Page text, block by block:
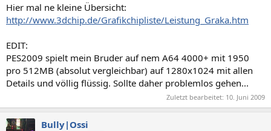
Hier mal ne kleine Übersicht:
http://www.3dchip.de/Grafikchipliste/Leistung_Graka.htm
EDIT:
PES2009 spielt mein Bruder auf nem A64 4000+ mit 1950
pro 512MB (absolut vergleichbar) auf 1280x1024 mit allen
Details und völlig flüssig. Sollte daher problemlos gehen...
Zuletzt bearbeitet: 10. Juni 2009
Bully|Ossi